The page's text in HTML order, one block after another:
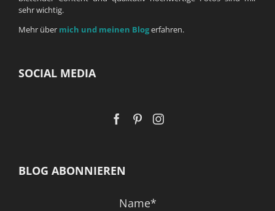
sehr wichtig.
Mehr über mich und meinen Blogerfahren.
SOCIAL MEDIA
BLOG ABONNIEREN
Name*